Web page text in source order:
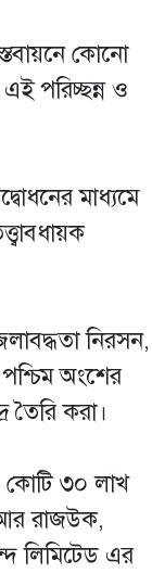
কোনো
পরিচ্ছন্ন ও
মাধ্যমে
নিরসন,
পশ্চিম অংশের
তৈরি করা।
কোটি ৩০ লাখ
আর রাজউক,
লিমিটেড এর